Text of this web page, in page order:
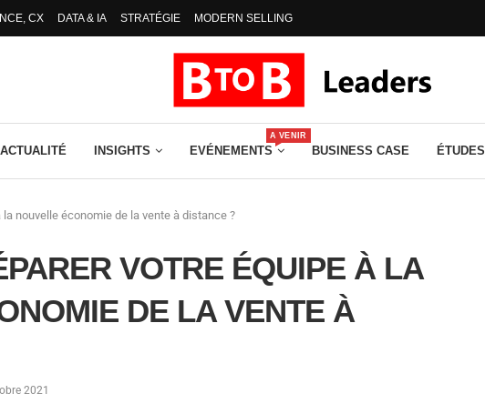
CX DATA & IA STRATÉGIE MODERN SELLING
ACTUALITÉ INSIGHTS EVÉNEMENTS
A VENIR
BUSINESS CASE ÉTUDES
nouvelle économie de la vente à distance ?
VOTRE ÉQUIPE À LA
DE LA VENTE À
2021